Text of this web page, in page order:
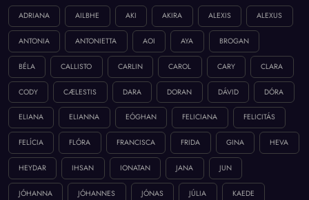
ADRIANA AILBHE AKI AKIRA ALEXIS ALEXUS
ANTONIA ANTONIETTA AOI AYA BROGAN
BÉLA CALLISTO CARLIN CAROL CARY CLARA
CODY CÆLESTIS DARA DORAN DÁVID DÓRA
ELIANA ELIANNA EÓGHAN FELICIANA FELICITÁS
FELÍCIA FLÓRA FRANCISCA FRIDA GINA HEVA
HEYDAR IHSAN IONATAN JANA JUN
JÓHANNA JÓHANNES JÓNAS JÚLIA KAEDE